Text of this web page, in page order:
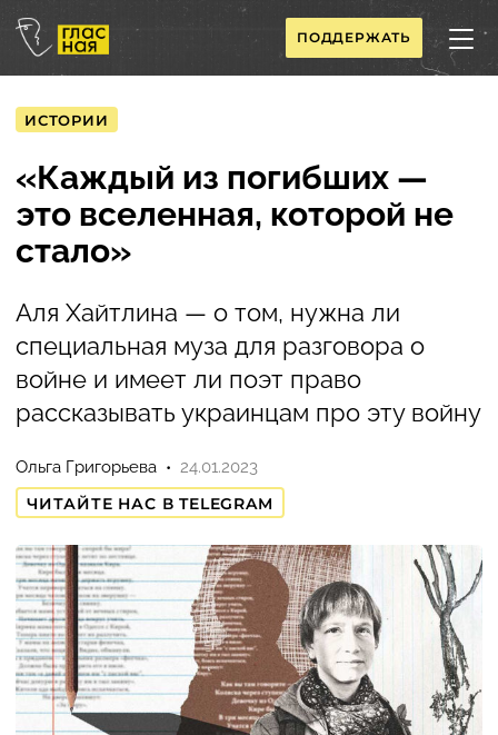
ПОДДЕРЖАТЬ
ИСТОРИИ
«Каждый из погибших —
это вселенная, которой не
стало»
Аля Хайтлина — о том, нужна ли
специальная муза для разговора о
войне и имеет ли поэт право
рассказывать украинцам про эту войну
Ольга Григорьева
24.01.2023
ЧИТАЙТЕ НАС В TELEGRAM